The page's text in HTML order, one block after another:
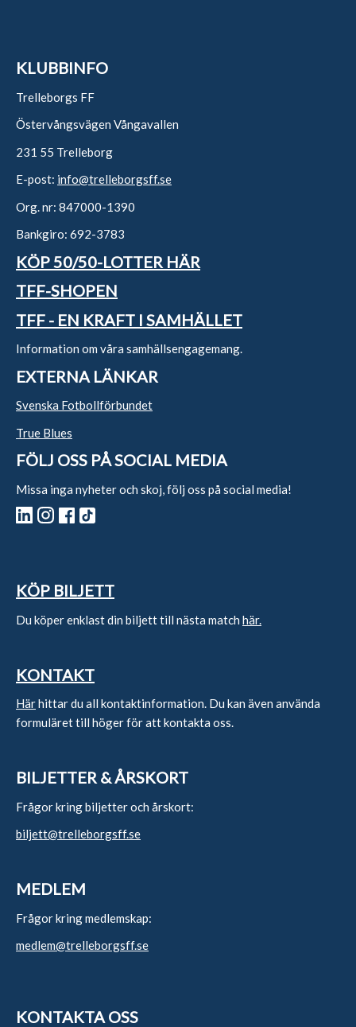
KLUBBINFO
Trelleborgs FF
Östervångsvägen Vångavallen
231 55 Trelleborg
E-post: info@trelleborgsff.se
Org. nr: 847000-1390
Bankgiro: 692-3783
KÖP 50/50-LOTTER HÄR
TFF-SHOPEN
TFF - EN KRAFT I SAMHÄLLET
Information om våra samhällsengagemang.
EXTERNA LÄNKAR
Svenska Fotbollförbundet
True Blues
FÖLJ OSS PÅ SOCIAL MEDIA
Missa inga nyheter och skoj, följ oss på social media!
KÖP BILJETT
Du köper enklast din biljett till nästa match här.
KONTAKT
Härhittar du all kontaktinformation. Du kan även använda
formuläret till höger för att kontakta oss.
BILJETTER & ÅRSKORT
Frågor kring biljetter och årskort:
biljett@trelleborgsff.se
MEDLEM
Frågor kring medlemskap:
medlem@trelleborgsff.se
KONTAKTA OSS